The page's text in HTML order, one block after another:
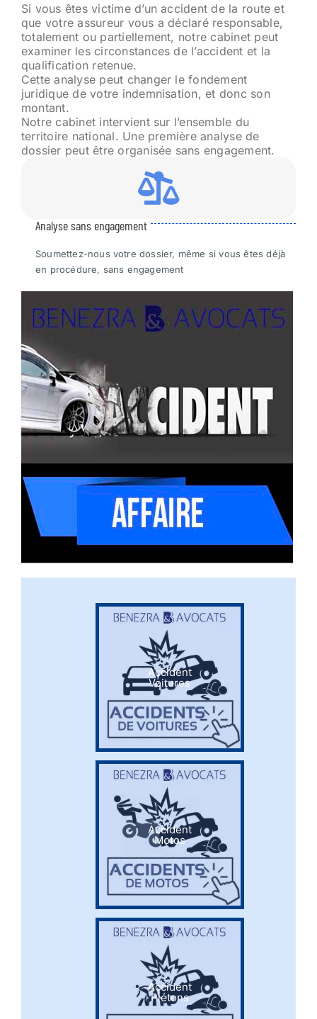
Si vous êtes victime d’un accident de la route et
que votre assureur vous a déclaré responsable,
totalement ou partiellement, notre cabinet peut
examiner les circonstances de l’accident et la
qualification retenue.
Cette analyse peut changer le fondement
juridique de votre indemnisation, et donc son
montant.
Notre cabinet intervient sur l’ensemble du
territoire national. Une première analyse de
dossier peut être organisée sans engagement.
Analyse sans engagement
Soumettez-nous votre dossier, même si vous êtes déjà
en procédure, sans engagement
Accident
Voitures
Accident
Motos
Accident
Piétons